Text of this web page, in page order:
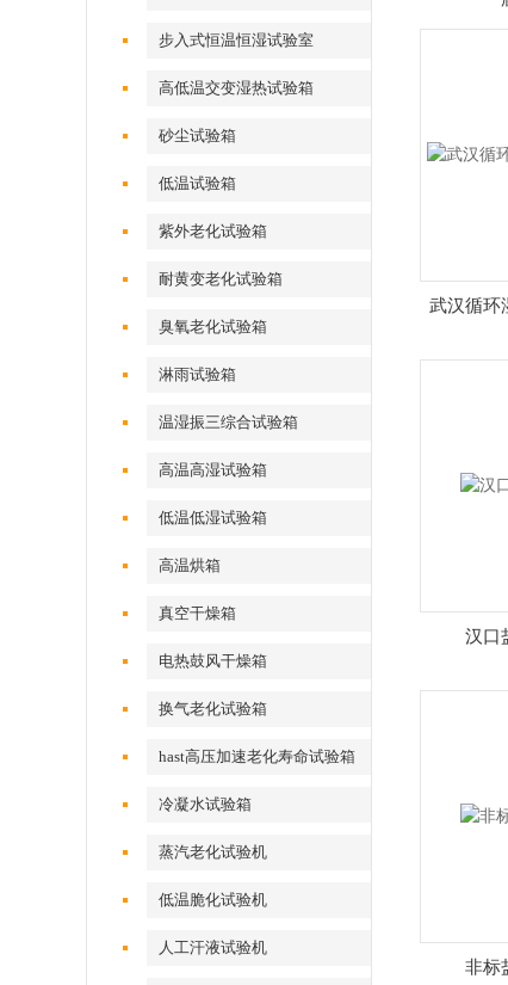
步入式恒温恒湿试验室
高低温交变湿热试验箱
砂尘试验箱
低温试验箱
紫外老化试验箱
耐黄变老化试验箱
臭氧老化试验箱
淋雨试验箱
温湿振三综合试验箱
高温高湿试验箱
低温低湿试验箱
高温烘箱
真空干燥箱
电热鼓风干燥箱
换气老化试验箱
hast高压加速老化寿命试验箱
冷凝水试验箱
蒸汽老化试验机
低温脆化试验机
人工汗液试验机
武汉循环
汉口
非标